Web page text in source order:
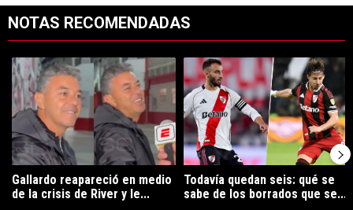
NOTAS RECOMENDADAS
Un artículo de tendencia con el título "Gallardo reapareció en medio
Gallardo reapareció en medio
de la crisis de River y le...
Un artículo de tendencia con el
Todavía quedan seis: qué se
sabe de los borrados que se...